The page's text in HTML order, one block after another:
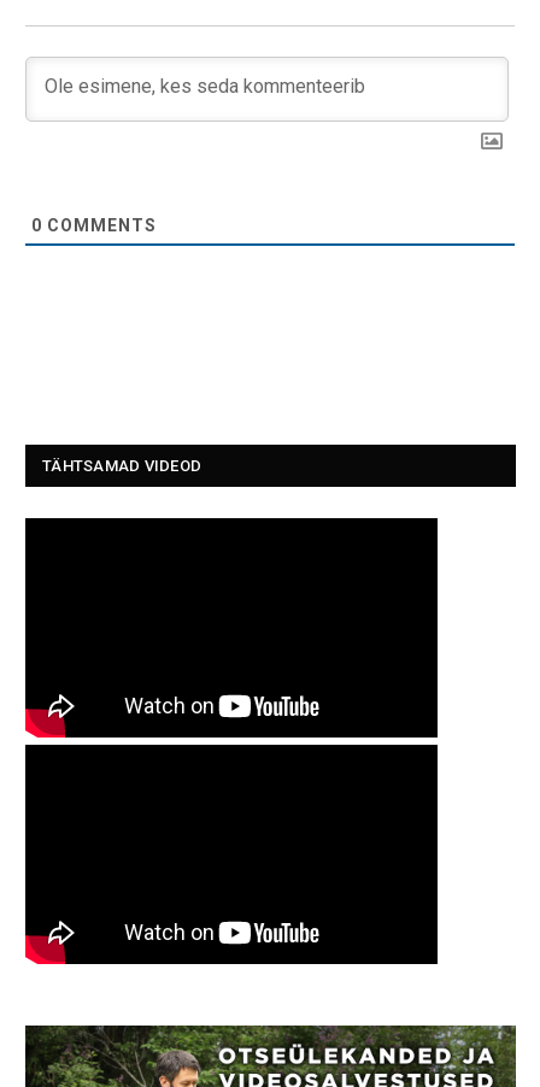
0 COMMENTS
TÄHTSAMAD VIDEOD